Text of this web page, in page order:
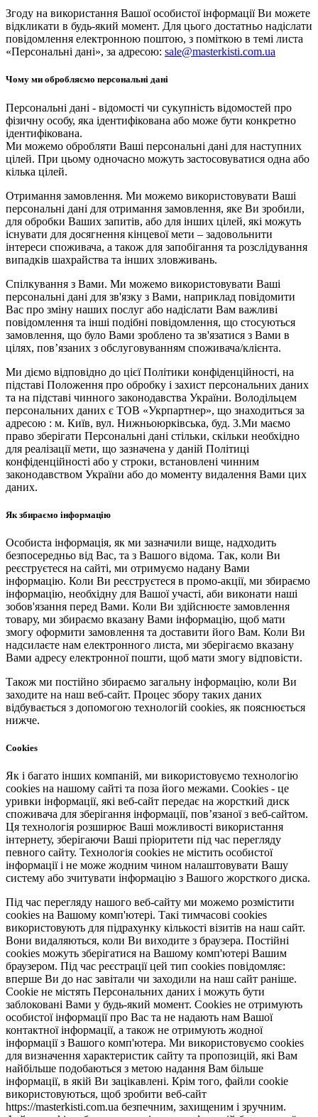
Згоду на використання Вашої особистої інформації Ви можете
відкликати в будь-який момент. Для цього достатньо надіслати
повідомлення електронною поштою, з поміткою в темі листа
«Персональні дані», за адресою: sale@masterkisti.com.ua
Чому ми обробляємо персональні дані
Персональні дані - відомості чи сукупність відомостей про
фізичну особу, яка ідентифікована або може бути конкретно
ідентифікована.
Ми можемо обробляти Ваші персональні дані для наступних
цілей. При цьому одночасно можуть застосовуватися одна або
кілька цілей.
Отримання замовлення. Ми можемо використовувати Ваші
персональні дані для отримання замовлення, яке Ви зробили,
для обробки Ваших запитів, або для інших цілей, які можуть
існувати для досягнення кінцевої мети – задовольнити
інтереси споживача, а також для запобігання та розслідування
випадків шахрайства та інших зловживань.
Спілкування з Вами. Ми можемо використовувати Ваші
персональні дані для зв'язку з Вами, наприклад повідомити
Вас про зміну наших послуг або надіслати Вам важливі
повідомлення та інші подібні повідомлення, що стосуються
замовлення, що було Вами зроблено та зв'язатися з Вами в
цілях, пов’язаних з обслуговуванням споживача/клієнта.
Ми діємо відповідно до цієї Політики конфіденційності, на
підставі Положення про обробку і захист персональних даних
та на підставі чинного законодавства України. Володільцем
персональних даних є ТОВ «Укрпартнер», що знаходиться за
адресою : м. Київ, вул. Нижньоюркiвська, буд. 3.Ми маємо
право зберігати Персональні дані стільки, скільки необхідно
для реалізації мети, що зазначена у даній Політиці
конфіденційності або у строки, встановлені чинним
законодавством України або до моменту видалення Вами цих
даних.
Як збираємо інформацію
Особиста інформація, як ми зазначили вище, надходить
безпосередньо від Вас, та з Вашого відома. Так, коли Ви
реєструєтеся на сайті, ми отримуємо надану Вами
інформацію. Коли Ви реєструєтеся в промо-акції, ми збираємо
інформацію, необхідну для Вашої участі, аби виконати наші
зобов'язання перед Вами. Коли Ви здійснюєте замовлення
товару, ми збираємо вказану Вами інформацію, щоб мати
змогу оформити замовлення та доставити його Вам. Коли Ви
надсилаєте нам електронного листа, ми зберігаємо вказану
Вами адресу електронної пошти, щоб мати змогу відповісти.
Також ми постійно збираємо загальну інформацію, коли Ви
заходите на наш веб-сайт. Процес збору таких даних
відбувається з допомогою технологій cookies, як пояснюється
нижче.
Cookies
Як і багато інших компаній, ми використовуємо технологію
cookies на нашому сайті та поза його межами. Cookies - це
уривки інформації, які веб-сайт передає на жорсткий диск
споживача для зберігання інформації, пов’язаної з веб-сайтом.
Ця технологія розширює Ваші можливості використання
інтернету, зберігаючи Ваші пріоритети під час перегляду
певного сайту. Технологія cookies не містить особистої
інформації і не може жодним чином налаштовувати Вашу
систему або зчитувати інформацію з Вашого жорсткого диска.
Під час перегляду нашого веб-сайту ми можемо розмістити
cookies на Вашому комп'ютері. Такі тимчасові cookies
використовують для підрахунку кількості візитів на наш сайт.
Вони видаляються, коли Ви виходите з браузера. Постійні
cookies можуть зберігатися на Вашому комп'ютері Вашим
браузером. Під час реєстрації цей тип cookies повідомляє:
вперше Ви до нас завітали чи заходили на наш сайт раніше.
Cookie не містять Персональних даних і можуть бути
заблоковані Вами у будь-який момент. Сookies не отримують
особистої інформації про Вас та не надають нам Вашої
контактної інформації, а також не отримують жодної
інформації з Вашого комп'ютера. Ми використовуємо cookies
для визначення характеристик сайту та пропозицій, які Вам
найбільше подобаються з метою надання Вам більше
інформації, в якій Ви зацікавлені. Крім того, файли cookie
використовуються, щоб зробити веб-сайт
https://masterkisti.com.ua безпечним, захищеним і зручним.